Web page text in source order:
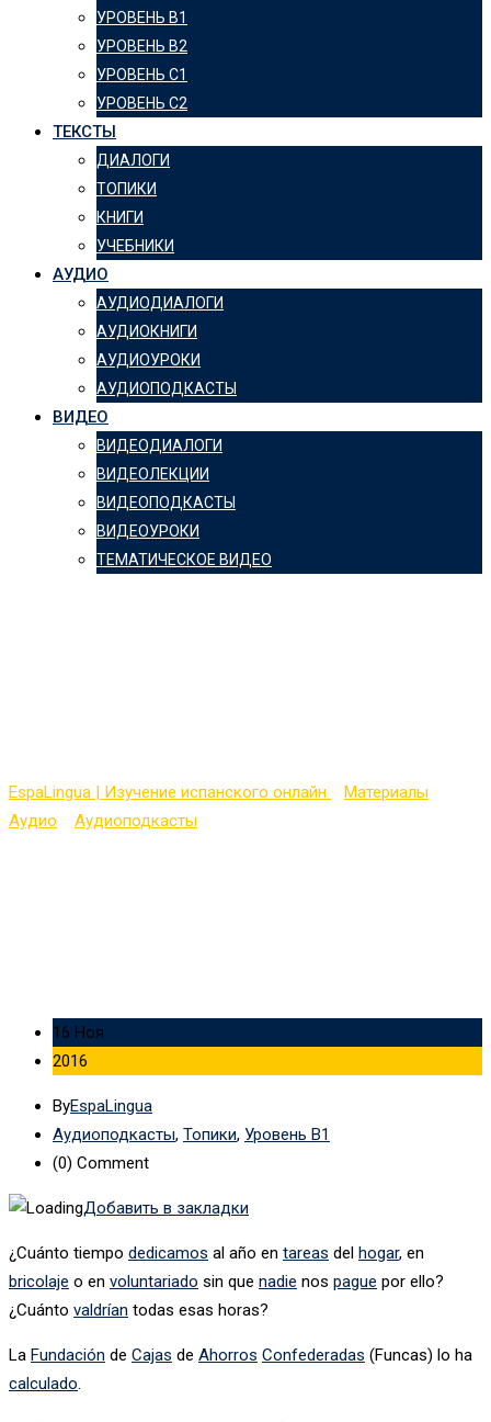
УРОВЕНЬ B1
УРОВЕНЬ B2
УРОВЕНЬ C1
УРОВЕНЬ C2
ТЕКСТЫ
ДИАЛОГИ
ТОПИКИ
КНИГИ
УЧЕБНИКИ
АУДИО
АУДИОДИАЛОГИ
АУДИОКНИГИ
АУДИОУРОКИ
АУДИОПОДКАСТЫ
ВИДЕО
ВИДЕОДИАЛОГИ
ВИДЕОЛЕКЦИИ
ВИДЕОПОДКАСТЫ
ВИДЕОУРОКИ
ТЕМАТИЧЕСКОЕ ВИДЕО
EspaLingua | Изучение испанского онлайн Материалы
Аудио
Аудиоподкасты
16 Ноя
2016
ByEspaLingua
Аудиоподкасты, Топики, Уровень B1
(0) Comment
Добавить в закладки
¿Cuánto tiempo dedicamos al año en tareas del hogar, en
bricolaje o en voluntariado sin que nadie nos pague por ello?
¿Cuánto valdrían todas esas horas?
La Fundación de Cajas de Ahorros Confederadas (Funcas) lo ha
calculado